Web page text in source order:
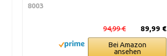
8003
89,99 €
94,99 €
Bei Amazon
ansehen